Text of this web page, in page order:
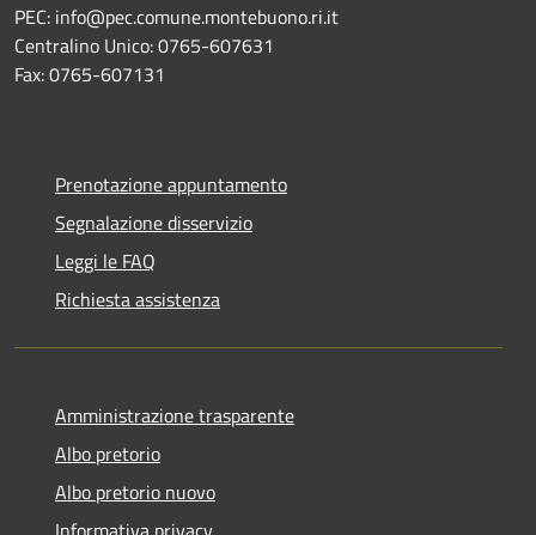
PEC: info@pec.comune.montebuono.ri.it
Centralino Unico: 0765-607631
Fax: 0765-607131
Prenotazione appuntamento
Segnalazione disservizio
Leggi le FAQ
Richiesta assistenza
Amministrazione trasparente
Albo pretorio
Albo pretorio nuovo